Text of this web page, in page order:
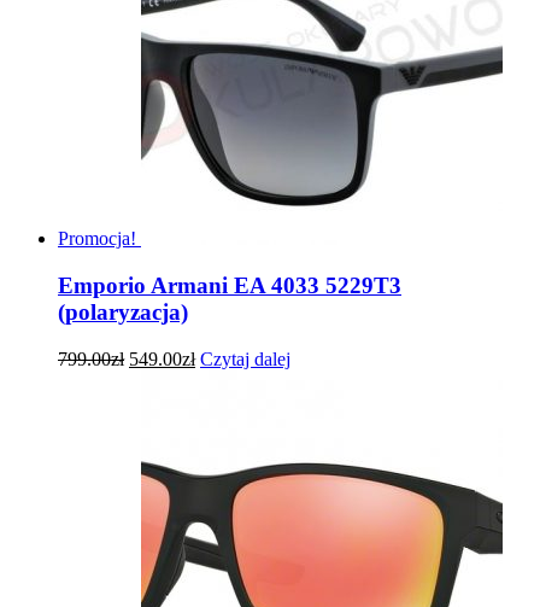
Promocja!
Emporio Armani EA 4033 5229T3
(polaryzacja)
799.00zł 549.00zł Czytaj dalej